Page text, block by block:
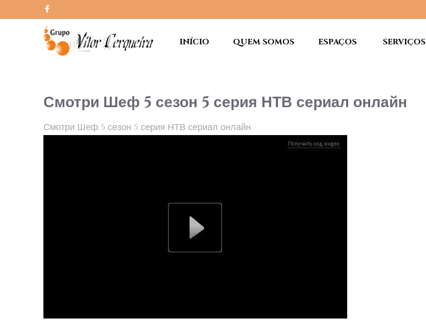
INÍCIO QUEM SOMOS ESPAÇOS SERVIÇOS
Смотри Шеф 5 сезон 5 серия НТВ сериал онлайн
Смотри Шеф 5 сезон 5 серия НТВ сериал онлайн